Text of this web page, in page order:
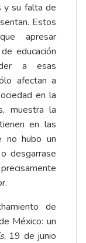
y su falta de
Estos
apresar
educación
a esas
afectan a
en la
muestra la
en las
no hubo un
desgarrase
de
México: un
, 19 de junio